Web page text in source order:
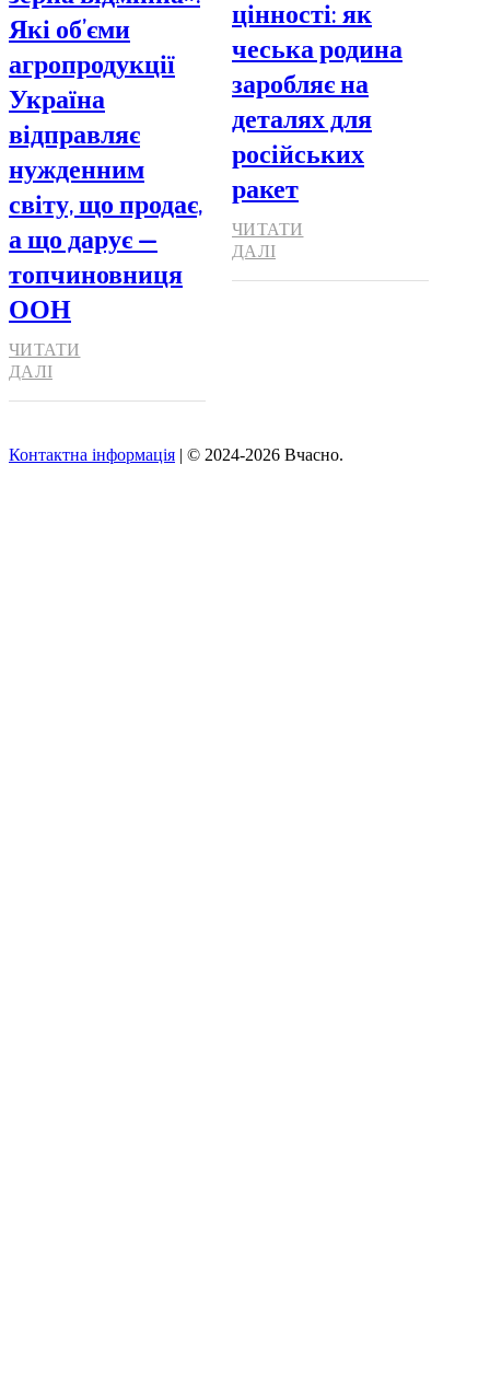
Які об’єми
агропродукції
Україна
відправляє
нужденним
світу, що продає,
а що дарує —
топчиновниця
ООН
ЧИТАТИ
ДАЛІ
цінності: як
чеська родина
заробляє на
деталях для
російських
ракет
ЧИТАТИ
ДАЛІ
Контактна інформація | © 2024-2026 Вчасно.